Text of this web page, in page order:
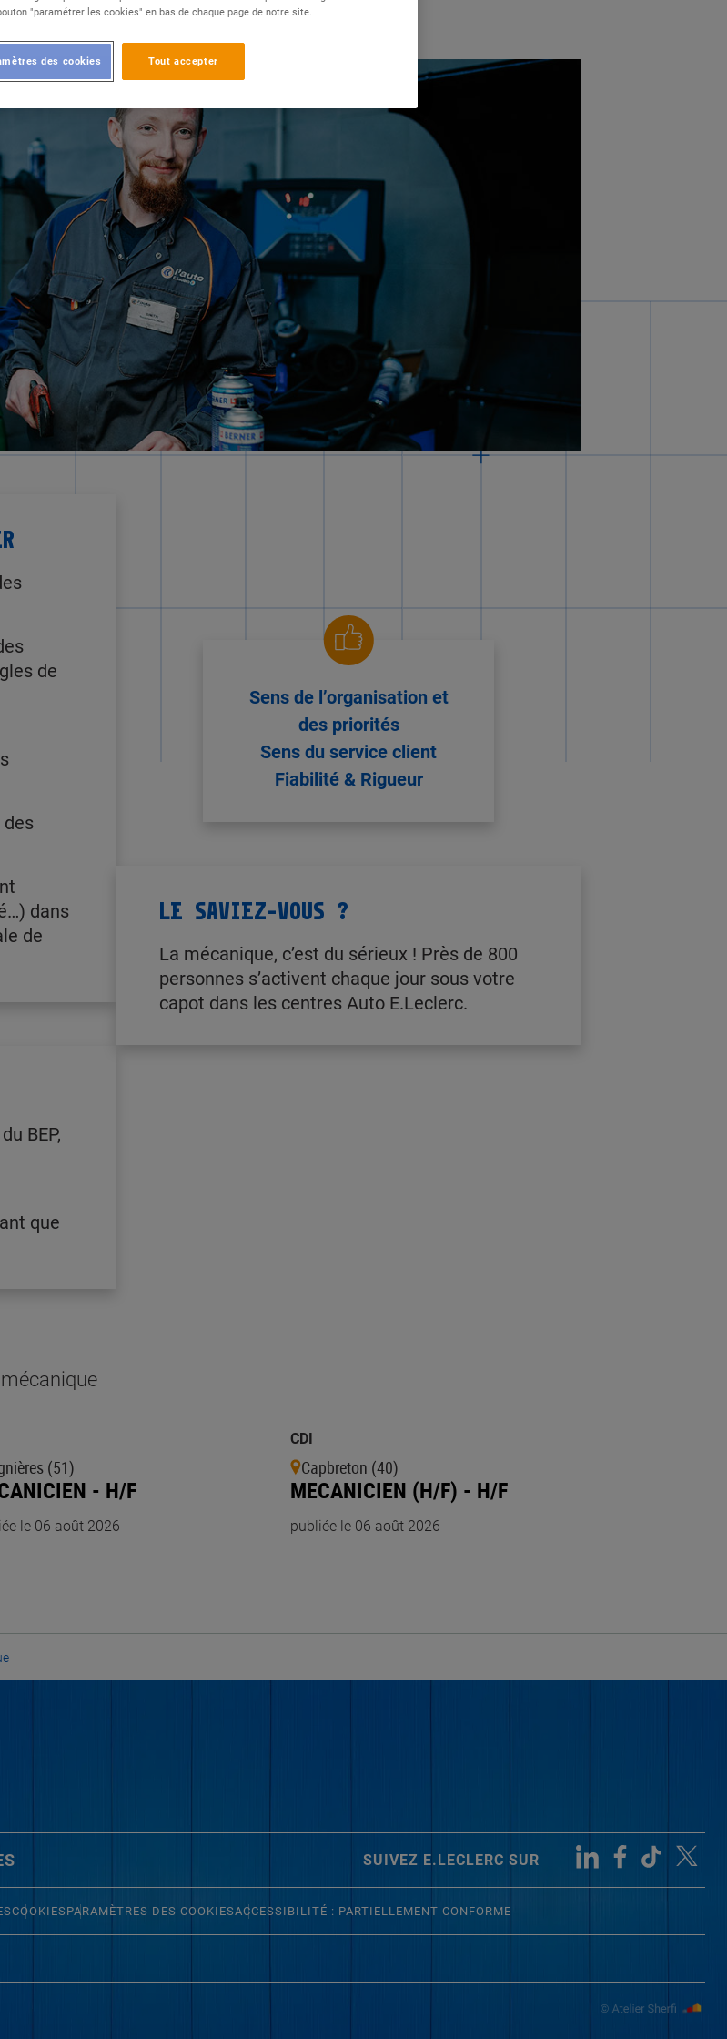
de
dans
de
BEP,
que
Sens de l’organisation et
des priorités
Sens du service client
Fiabilité & Rigueur
LE SAVIEZ-VOUS ?
La mécanique, c’est du sérieux ! Près de 800
personnes s’activent chaque jour sous votre
capot dans les centres Auto E.Leclerc.
(51)
- H/F
le 06 août 2026
CDI
Capbreton (40)
MECANICIEN (H/F) - H/F
publiée le 06 août 2026
SUIVEZ E.LECLERC SUR
COOKIES PARAMÈTRES DES COOKIESACCESSIBILITÉ : PARTIELLEMENT CONFORME
"paramétrer les cookies" en bas de chaque page de notre site.
Tout accepter
des cookies